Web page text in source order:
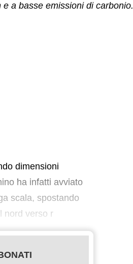
a basse emissioni di carbonio.
dimensioni
ha infatti avviato
scala, spostando
nord verso r